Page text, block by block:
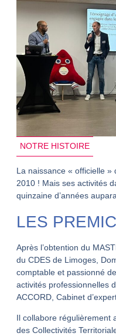
NOTRE HISTOIRE
La naissance « officielle »
2010 ! Mais ses activités
quinzaine d’années
LES
Après l’obtention du
du CDES de Limoges,
comptable et passionné
activités professionnelles
ACCORD, Cabinet
Il collabore régulièrement
des Collectivités